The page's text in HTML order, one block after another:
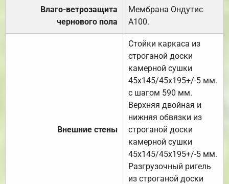
Влаго-ветрозащита
чернового пола
Мембрана Ондутис
А100.
Внешние стены
Стойки каркаса из
строганой доски
камерной сушки
45х145/45х195+/-5 мм.
с шагом 590 мм.
Верхняя двойная и
нижняя обвязки из
строганой доски
камерной сушки
45х145/45х195+/-5 мм.
Разгрузочный ригель
из строганой доски